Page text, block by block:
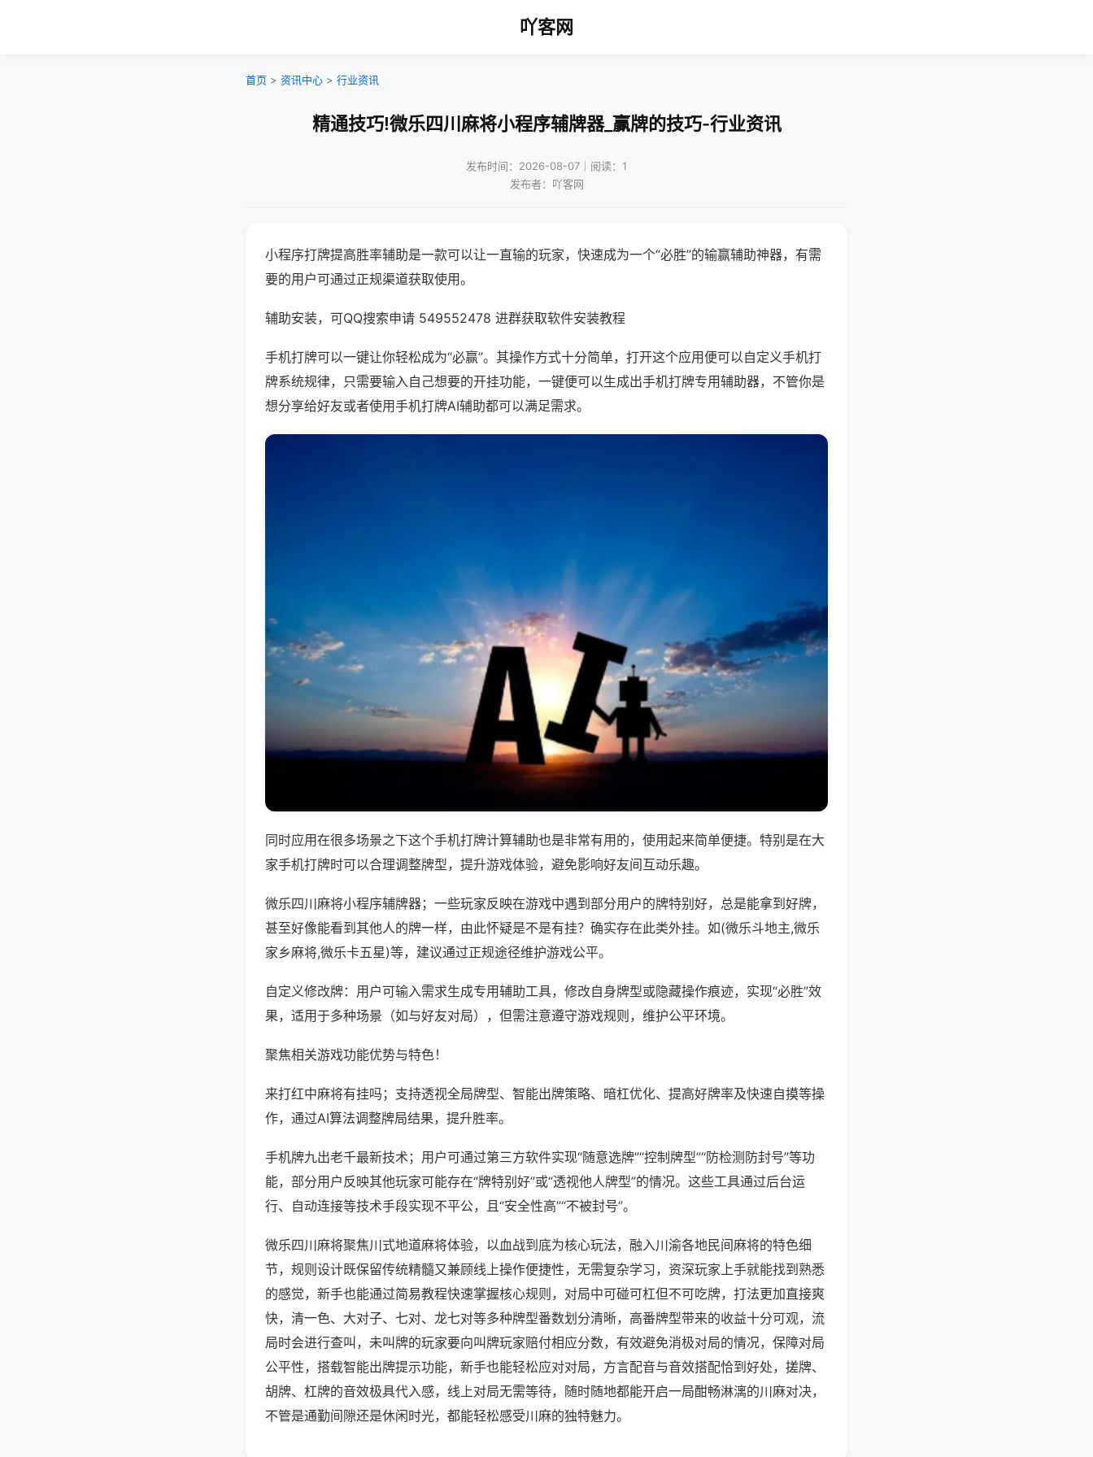
吖客网
首页 > 资讯中心 > 行业资讯
精通技巧!微乐四川麻将小程序辅牌器_赢牌的技巧-行业资讯
发布时间：2026-08-07｜阅读：1
发布者：吖客网
小程序打牌提高胜率辅助是一款可以让一直输的玩家，快速成为一个“必胜”的输赢辅助神器，有需
要的用户可通过正规渠道获取使用。
辅助安装，可QQ搜索申请 549552478 进群获取软件安装教程
手机打牌可以一键让你轻松成为“必赢”。其操作方式十分简单，打开这个应用便可以自定义手机打
牌系统规律，只需要输入自己想要的开挂功能，一键便可以生成出手机打牌专用辅助器，不管你是
想分享给好友或者使用手机打牌AI辅助都可以满足需求。
同时应用在很多场景之下这个手机打牌计算辅助也是非常有用的，使用起来简单便捷。特别是在大
家手机打牌时可以合理调整牌型，提升游戏体验，避免影响好友间互动乐趣。
微乐四川麻将小程序辅牌器；一些玩家反映在游戏中遇到部分用户的牌特别好，总是能拿到好牌，
甚至好像能看到其他人的牌一样，由此怀疑是不是有挂？确实存在此类外挂。如(微乐斗地主,微乐
家乡麻将,微乐卡五星)等，建议通过正规途径维护游戏公平。
自定义修改牌：用户可输入需求生成专用辅助工具，修改自身牌型或隐藏操作痕迹，实现“必胜”效
果，适用于多种场景（如与好友对局），但需注意遵守游戏规则，维护公平环境。
聚焦相关游戏功能优势与特色！
来打红中麻将有挂吗；支持透视全局牌型、智能出牌策略、暗杠优化、提高好牌率及快速自摸等操
作，通过AI算法调整牌局结果，提升胜率。
手机牌九出老千最新技术；用户可通过第三方软件实现“随意选牌”“控制牌型”“防检测防封号”等功
能，部分用户反映其他玩家可能存在“牌特别好”或“透视他人牌型”的情况。这些工具通过后台运
行、自动连接等技术手段实现不平公，且“安全性高”“不被封号”。
微乐四川麻将聚焦川式地道麻将体验，以血战到底为核心玩法，融入川渝各地民间麻将的特色细
节，规则设计既保留传统精髓又兼顾线上操作便捷性，无需复杂学习，资深玩家上手就能找到熟悉
的感觉，新手也能通过简易教程快速掌握核心规则，对局中可碰可杠但不可吃牌，打法更加直接爽
快，清一色、大对子、七对、龙七对等多种牌型番数划分清晰，高番牌型带来的收益十分可观，流
局时会进行查叫，未叫牌的玩家要向叫牌玩家赔付相应分数，有效避免消极对局的情况，保障对局
公平性，搭载智能出牌提示功能，新手也能轻松应对对局，方言配音与音效搭配恰到好处，搓牌、
胡牌、杠牌的音效极具代入感，线上对局无需等待，随时随地都能开启一局酣畅淋漓的川麻对决，
不管是通勤间隙还是休闲时光，都能轻松感受川麻的独特魅力。